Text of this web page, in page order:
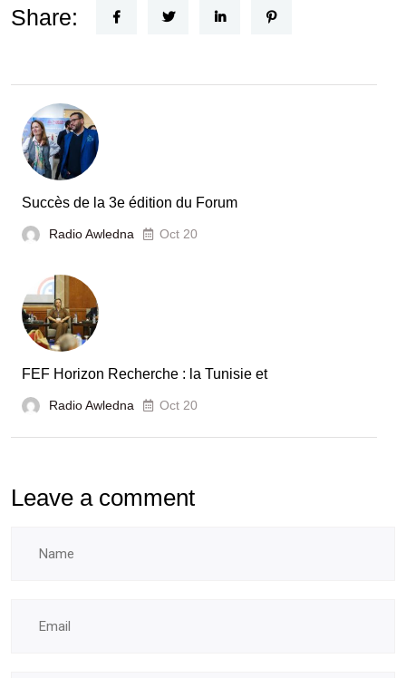
Nouvel
le
Tunisie
Share:
Succès de la 3e édition du Forum
Radio Awledna Oct 20
FEF Horizon Recherche : la Tunisie et
Radio Awledna Oct 20
Leave a comment